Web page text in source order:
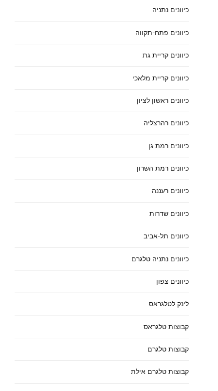
כיוונים נתניה
כיוונים פתח-תקווה
כיוונים קריית גת
כיוונים קריית מלאכי
כיוונים ראשון לציון
כיוונים רהרצליה
כיוונים רמת גן
כיוונים רמת השרון
כיוונים רעננה
כיוונים שדרות
כיוונים תל-אביב
כיוונים נתניה טלגרם
כיוונים צפון
לינק לטלגראס
קבוצות טלגראס
קבוצות טלגרם
קבוצות טלגרם אילת